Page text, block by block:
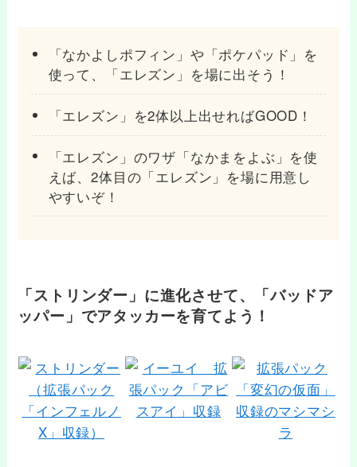
「なかよしポフィン」や「ポケパッド」を
使って、「エレズン」を場に出そう！
「エレズン」を2体以上出せればGOOD！
「エレズン」のワザ「なかまをよぶ」を使
えば、2体目の「エレズン」を場に用意し
やすいぞ！
「ストリンダー」に進化させて、「バッドア
ッパー」でアタッカーを育てよう！